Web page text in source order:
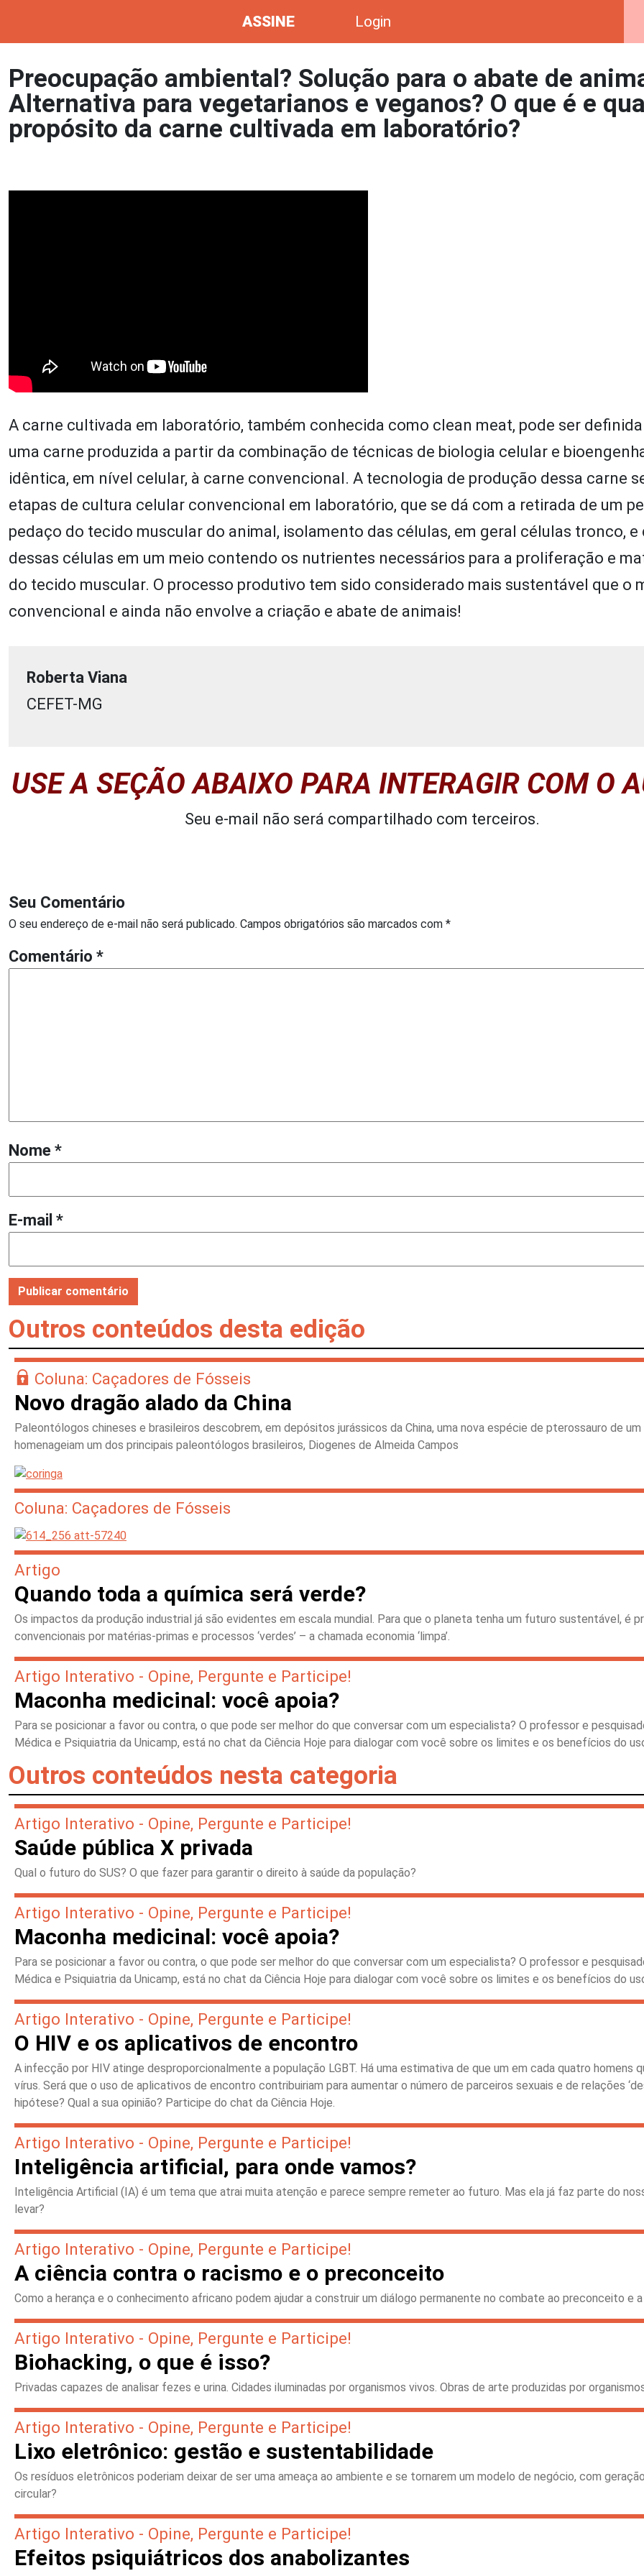
ASSINE Login
Preocupação ambiental? Solução para o abate de
Alternativa para vegetarianos e veganos? O que é e
propósito da carne cultivada em laboratório?
A carne cultivada em laboratório, também conhecida como clean meat, pode ser
uma carne produzida a partir da combinação de técnicas de biologia celular e
idêntica, em nível celular, à carne convencional. A tecnologia de produção dessa carne
etapas de cultura celular convencional em laboratório, que se dá com a retirada de um
pedaço do tecido muscular do animal, isolamento das células, em geral células tronco, e
dessas células em um meio contendo os nutrientes necessários para a proliferação e
do tecido muscular. O processo produtivo tem sido considerado mais sustentável que o
convencional e ainda não envolve a criação e abate de animais!
Roberta Viana
CEFET-MG
USE A SEÇÃO ABAIXO PARA INTERAGIR COM O
Seu e-mail não será compartilhado com terceiros.
Seu Comentário
O seu endereço de e-mail não será publicado. Campos obrigatórios são marcados com *
Comentário *
Nome *
E-mail *
Outros conteúdos desta edição
Coluna: Caçadores de Fósseis
Novo dragão alado da China
Paleontólogos chineses e brasileiros descobrem, em depósitos jurássicos da China, uma nova espécie de pterossauro de
homenageiam um dos principais paleontólogos brasileiros, Diogenes de Almeida Campos
Coluna: Caçadores de Fósseis
Artigo
Quando toda a química será verde?
Os impactos da produção industrial já são evidentes em escala mundial. Para que o planeta tenha um futuro sustentável, é
convencionais por matérias-primas e processos ‘verdes’ – a chamada economia ‘limpa’.
Artigo Interativo - Opine, Pergunte e Participe!
Maconha medicinal: você apoia?
Para se posicionar a favor ou contra, o que pode ser melhor do que conversar com um especialista? O professor e
Médica e Psiquiatria da Unicamp, está no chat da Ciência Hoje para dialogar com você sobre os limites e os benefícios do
Outros conteúdos nesta categoria
Artigo Interativo - Opine, Pergunte e Participe!
Saúde pública X privada
Qual o futuro do SUS? O que fazer para garantir o direito à saúde da população?
Artigo Interativo - Opine, Pergunte e Participe!
Maconha medicinal: você apoia?
Para se posicionar a favor ou contra, o que pode ser melhor do que conversar com um especialista? O professor e
Médica e Psiquiatria da Unicamp, está no chat da Ciência Hoje para dialogar com você sobre os limites e os benefícios do
Artigo Interativo - Opine, Pergunte e Participe!
O HIV e os aplicativos de encontro
A infecção por HIV atinge desproporcionalmente a população LGBT. Há uma estimativa de que um em cada quatro homens
vírus. Será que o uso de aplicativos de encontro contribuiriam para aumentar o número de parceiros sexuais e de relações
hipótese? Qual a sua opinião? Participe do chat da Ciência Hoje.
Artigo Interativo - Opine, Pergunte e Participe!
Inteligência artificial, para onde vamos?
Inteligência Artificial (IA) é um tema que atrai muita atenção e parece sempre remeter ao futuro. Mas ela já faz parte do
levar?
Artigo Interativo - Opine, Pergunte e Participe!
A ciência contra o racismo e o preconceito
Como a herança e o conhecimento africano podem ajudar a construir um diálogo permanente no combate ao preconceito e
Artigo Interativo - Opine, Pergunte e Participe!
Biohacking, o que é isso?
Privadas capazes de analisar fezes e urina. Cidades iluminadas por organismos vivos. Obras de arte produzidas por
Artigo Interativo - Opine, Pergunte e Participe!
Lixo eletrônico: gestão e sustentabilidade
Os resíduos eletrônicos poderiam deixar de ser uma ameaça ao ambiente e se tornarem um modelo de negócio, com
circular?
Artigo Interativo - Opine, Pergunte e Participe!
Efeitos psiquiátricos dos anabolizantes